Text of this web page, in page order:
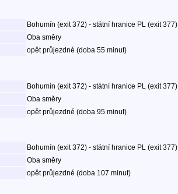
Bohumín (exit 372) - státní hranice PL (exit 377)
Oba směry
opět průjezdné (doba 55 minut)
Bohumín (exit 372) - státní hranice PL (exit 377)
Oba směry
opět průjezdné (doba 95 minut)
Bohumín (exit 372) - státní hranice PL (exit 377)
Oba směry
opět průjezdné (doba 107 minut)